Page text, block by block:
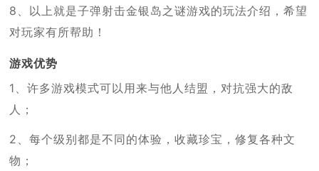
8、以上就是子弹射击金银岛之谜游戏的玩法介绍，希望
对玩家有所帮助！
游戏优势
1、许多游戏模式可以用来与他人结盟，对抗强大的敌
人；
2、每个级别都是不同的体验，收藏珍宝，修复各种文
物；